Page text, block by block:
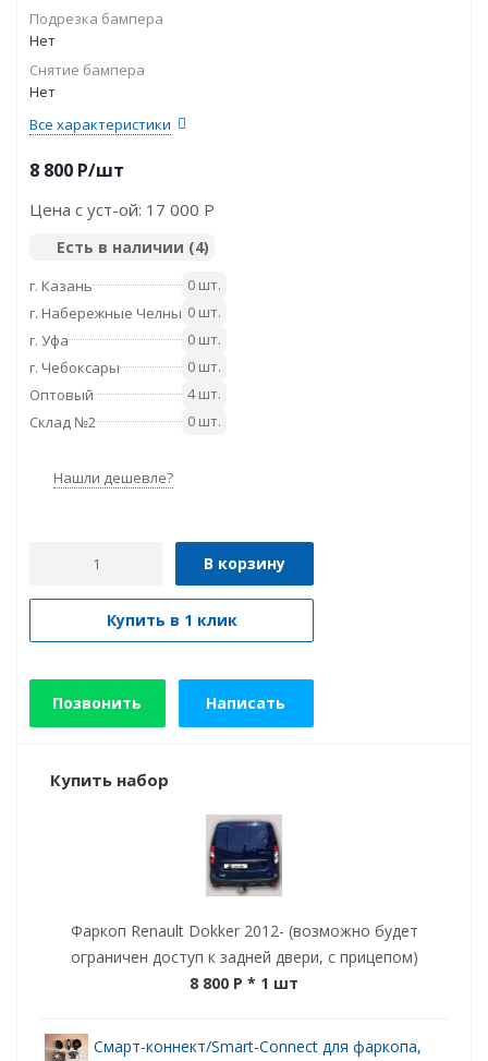
Подрезка бампера
Нет
Снятие бампера
Нет
Все характеристики
8 800 P/шт
Цена с уст-ой: 17 000 P
Есть в наличии (4)
г. Казань
0 шт.
г. Набережные Челны 0 шт.
г. Уфа
0 шт.
г. Чебоксары
0 шт.
Оптовый
4 шт.
Склад №2
0 шт.
Нашли дешевле?
В корзину
Купить в 1 клик
Позвонить Написать
Купить набор
Фаркоп Renault Dokker 2012- (возможно будет
ограничен доступ к задней двери, с прицепом)
8 800 P * 1 шт
Смарт-коннект/Smart-Connect для фаркопа,